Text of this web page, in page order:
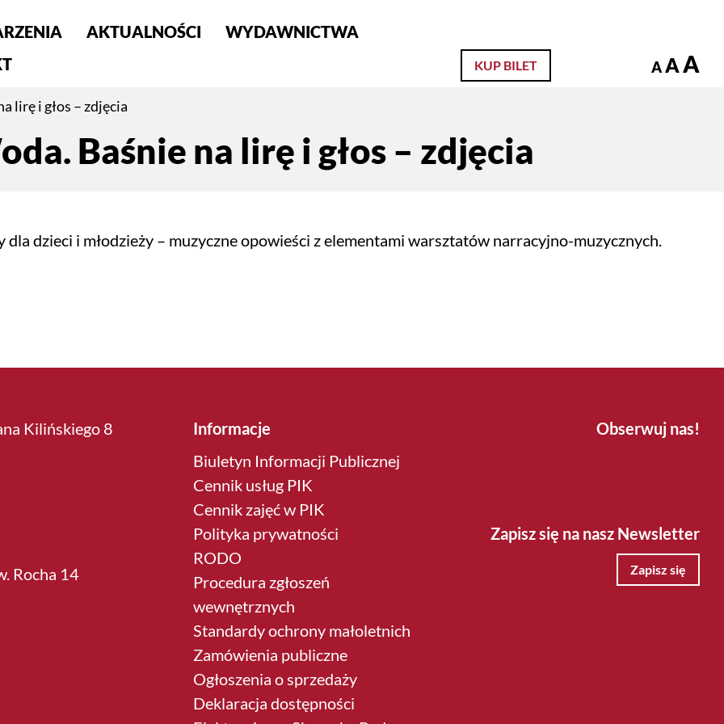
Szukaj
AKTUALNOŚCI
WYDAWNICTWA
KUP BILET A A A
lirę i głos – zdjęcia
Baśnie na lirę i głos – zdjęcia
dla dzieci i młodzieży – muzyczne opowieści z elementami warsztatów narracyjno-muzycznych.
Kilińskiego 8
Rocha 14
Informacje
Biuletyn Informacji Publicznej
Cennik usług PIK
Cennik zajęć w PIK
Polityka prywatności
RODO
Procedura zgłoszeń
wewnętrznych
Standardy ochrony małoletnich
Zamówienia publiczne
Ogłoszenia o sprzedaży
Deklaracja dostępności
Obserwuj nas!
Zapisz się na nasz Newsletter
Zapisz się